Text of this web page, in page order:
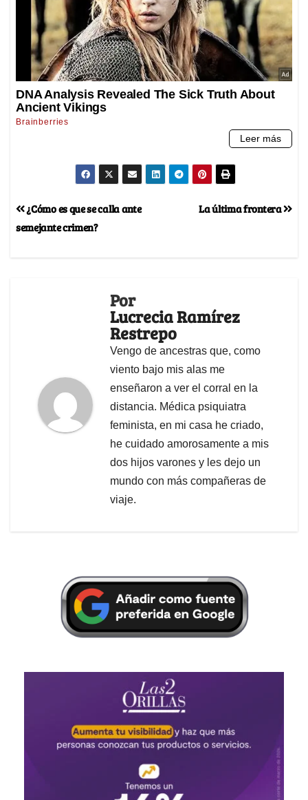
La última frontera
¿Cómo es que se calla ante
semejante crimen?
Por
Lucrecia Ramírez
Restrepo
Vengo de ancestras que, como
viento bajo mis alas me
enseñaron a ver el corral en la
distancia. Médica psiquiatra
feminista, en mi casa he criado,
he cuidado amorosamente a mis
dos hijos varones y les dejo un
mundo con más compañeras de
viaje.